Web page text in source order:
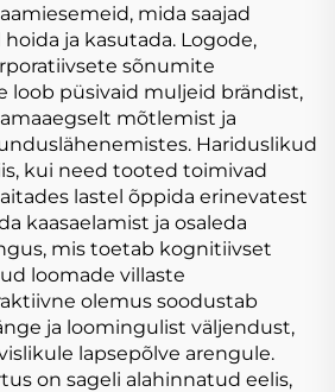
mida saajad
ja kasutada. Logode,
sõnumite
loob püsivaid muljeid brändist,
mõtlemist ja
Hariduslikud
kui need tooted toimivad
lastel õppida erinevatest
kaasaelamist ja osaleda
mis toetab kognitiivset
loomade villaste
olemus soodustab
ja loomingulist väljendust,
lapsepõlve arengule.
on sageli alahinnatud eelis,